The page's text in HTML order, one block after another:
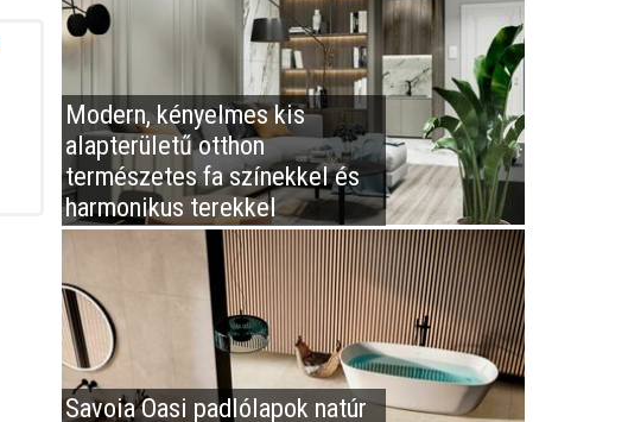
Modern, kényelmes kis
alapterületű otthon
természetes fa színekkel és
harmonikus terekkel
Savoia Oasi padlólapok natúr